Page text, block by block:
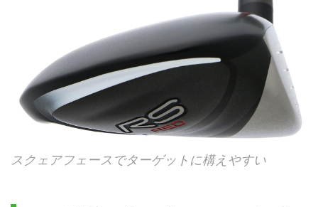
スクェアフェースでターゲットに構えやすい